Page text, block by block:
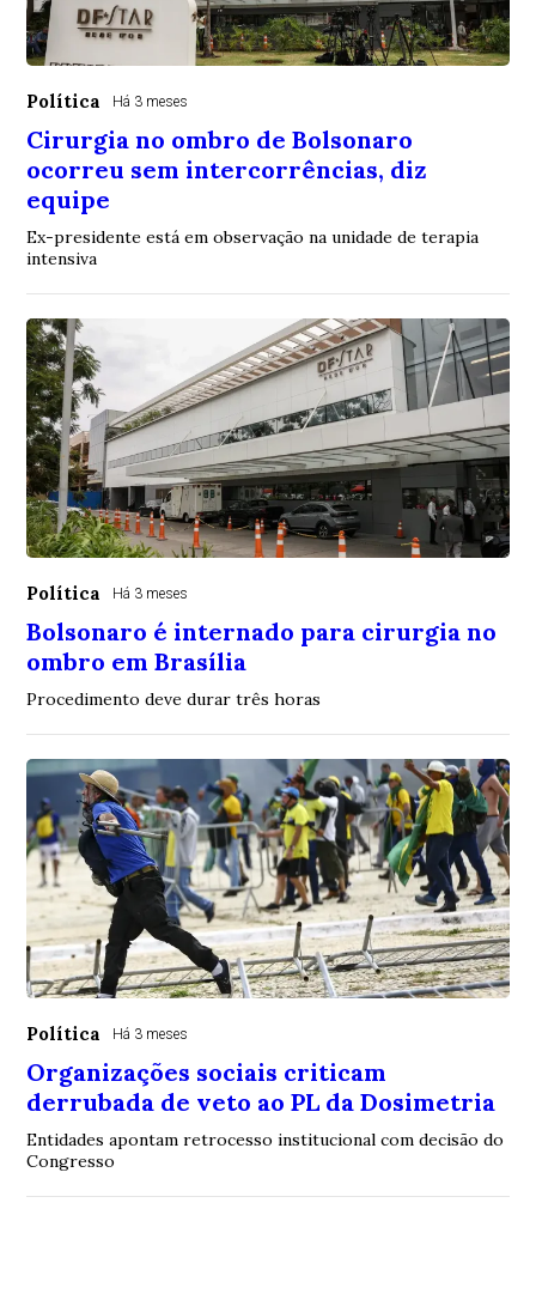
Política Há 3 meses
Cirurgia no ombro de Bolsonaro
ocorreu sem intercorrências, diz
equipe
Ex-presidente está em observação na unidade de terapia
intensiva
Política Há 3 meses
Bolsonaro é internado para cirurgia no
ombro em Brasília
Procedimento deve durar três horas
Política Há 3 meses
Organizações sociais criticam
derrubada de veto ao PL da Dosimetria
Entidades apontam retrocesso institucional com decisão do
Congresso